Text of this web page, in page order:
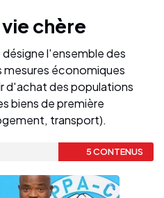
chère
l'ensemble des
mesures économiques
d'achat des populations
biens de première
transport).
5 CONTENUS